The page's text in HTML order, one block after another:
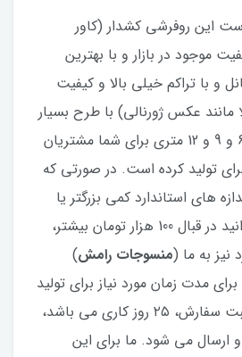
این روفرشی کشدار (کاور
موجود در بازار و با بهترین
و با تراکم خیلی بالا و کیفیت
مانند عکس ژورنالی) با طرح بسیار
زیبا در سایزهای 4 و 6 و 9 و 12 متری برای شما مشتریان
تولید کرده است. در صورتی که
های استاندارد کمی بزرگتر یا
کوچکتر باشند، می توانید در قبال 100 هزار تومان بیشتر،
نیز به ما (منسوجات رامش)
مدت زمان مورد نیاز برای تولید
این کاور فرش از روز ثبت سفارش، ۲۵ روز کاری می باشد،
و ارسال می شود. ما برای این